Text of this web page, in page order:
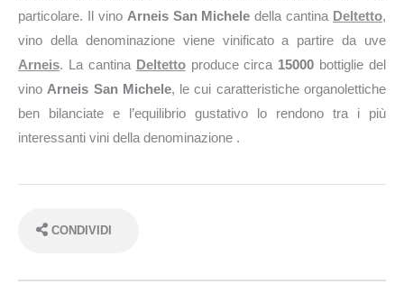
particolare. Il vino Arneis San Michele della cantina Deltetto,
vino della denominazione viene vinificato a partire da uve
Arneis. La cantina Deltettoproduce circa 15000 bottiglie del
vino Arneis San Michele, le cui caratteristiche organolettiche
ben bilanciate e l’equilibrio gustativo lo rendono tra i più
interessanti vini della denominazione .
CONDIVIDI